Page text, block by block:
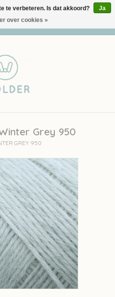
Grey 950
GREY 950
te verbeteren. Is dat akkoord?
Ja
over cookies »